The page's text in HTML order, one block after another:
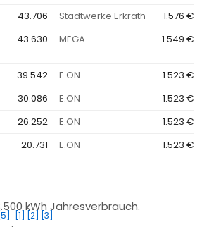
43.706 Stadtwerke Erkrath
1.576 €
43.630 MEGA 1.549 €
39.542 E.ON
1.523 €
30.086 E.ON
1.523 €
26.252 E.ON
1.523 €
20.731 E.ON 1.523 €
kWh Jahresverbrauch.
[5]
.
[1] [2] [3]